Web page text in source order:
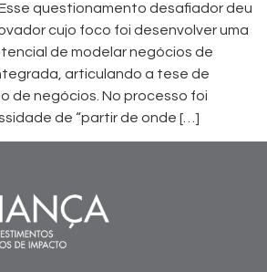
questionamento desafiador deu
cujo foco foi desenvolver uma
de modelar negócios de
articulando a tese de
de negócios. No processo foi
de “partir de onde […]